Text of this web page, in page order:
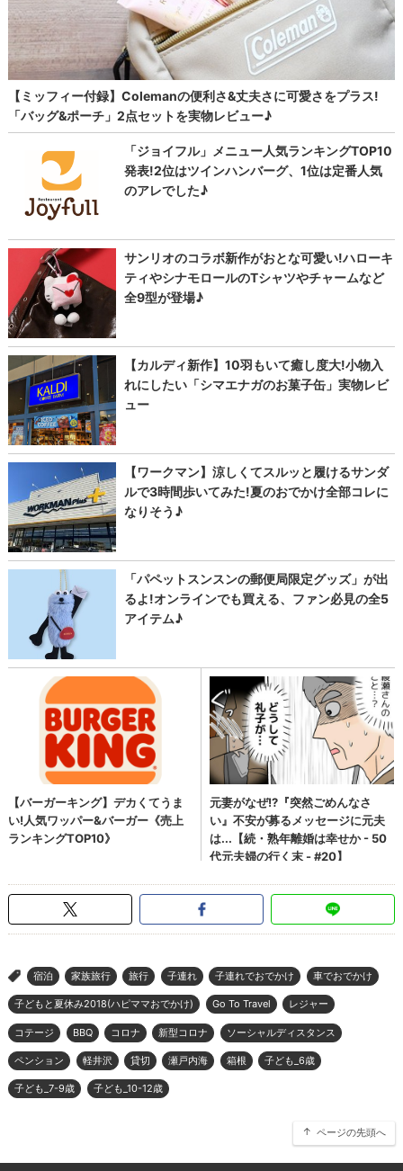
> 宿泊 家族旅行 旅行 子連れ 子連れでおでかけ 車でおでかけ
子どもと夏休み2018(ハピママおでかけ) Go To Travel レジャー
コテージ BBQ コロナ 新型コロナ ソーシャルディスタンス
ペンション 軽井沢 貸切 瀬戸内海 箱根 子ども_6歳
子ども_7-9歳 子ども_10-12歳
ページの先頭へ